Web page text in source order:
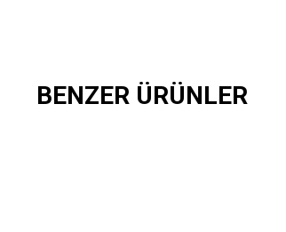
BENZER ÜRÜNLER